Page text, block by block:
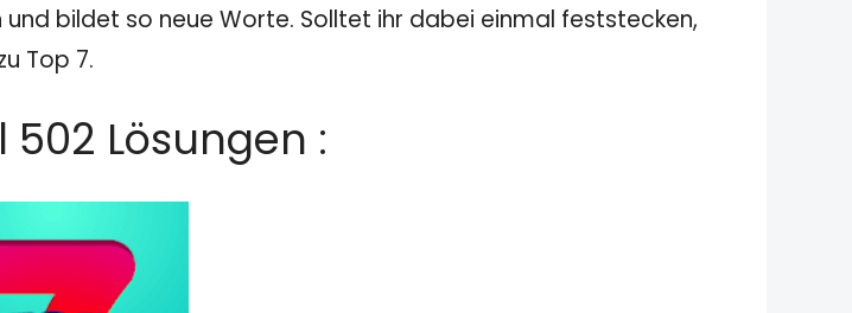
und bildet so neue Worte. Solltet ihr dabei einmal feststecken,
Top 7.
502 Lösungen :